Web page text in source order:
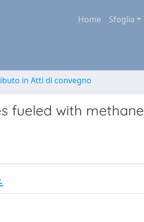
Home Sfoglia
in Atti di convegno
fueled with methane